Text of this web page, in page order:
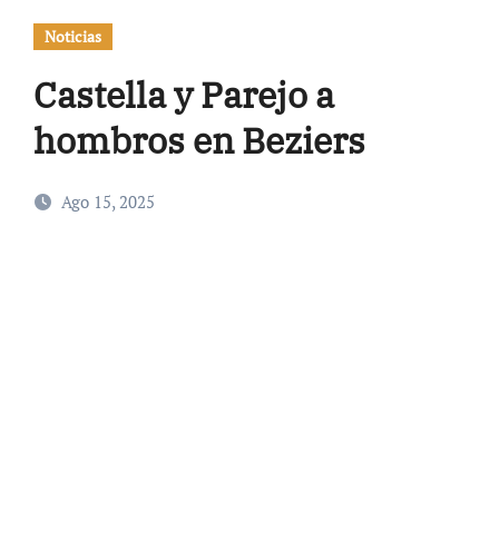
Noticias
Castella y Parejo a
hombros en Beziers
Ago 15, 2025